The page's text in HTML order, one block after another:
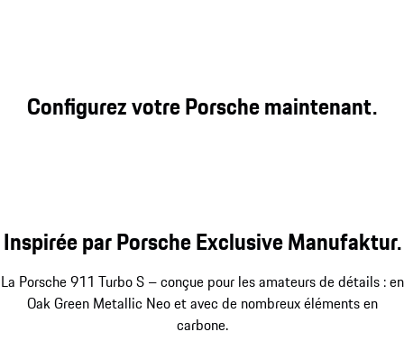
Configurez votre Porsche maintenant.
Inspirée par Porsche Exclusive Manufaktur.
La Porsche 911 Turbo S – conçue pour les amateurs de détails : en
Oak Green Metallic Neo et avec de nombreux éléments en
carbone.